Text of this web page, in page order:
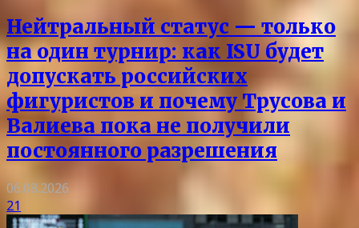
Нейтральный статус — только
на один турнир: как ISU будет
допускать российских
фигуристов и почему Трусова и
Валиева пока не получили
постоянного разрешения
06.08.2026
21